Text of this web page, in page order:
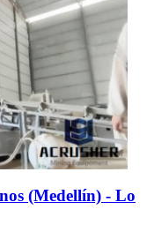
(Medellín) - Lo